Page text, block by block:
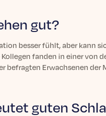
gut?
besser fühlt, aber kann
fanden in einer von
befragten Erwachsenen der
guten